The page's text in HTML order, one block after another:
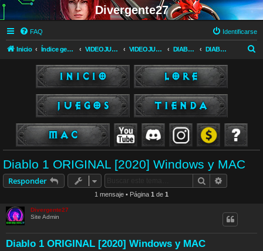
Divergente27
FAQ Identificarse
Inicio Índice general VIDEOJUEGOS VIDEOJUEGOS DIABLO (Blizzard) DIABLO I & Expansión HELLFIRE
Diablo 1 ORIGINAL [2020] Windows y MAC
Responder Buscar
1 mensaje • Página 1 de 1
Divergente27
Site Admin
Diablo 1 ORIGINAL [2020] Windows y MAC